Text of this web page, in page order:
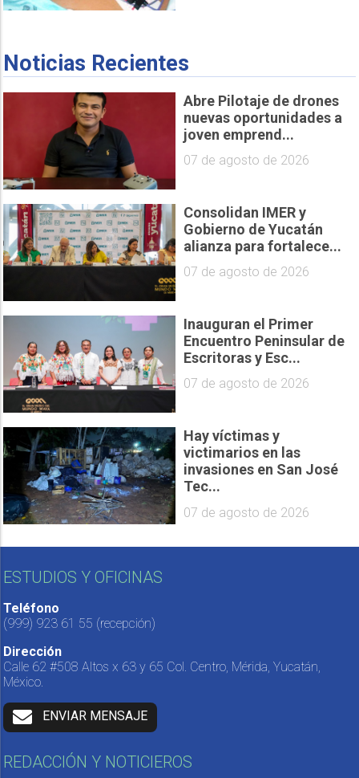
Noticias Recientes
Abre Pilotaje de drones
nuevas oportunidades a
joven emprend...
07 de agosto de 2026
Consolidan IMER y
Gobierno de Yucatán
alianza para fortalece...
07 de agosto de 2026
Inauguran el Primer
Encuentro Peninsular de
Escritoras y Esc...
07 de agosto de 2026
Hay víctimas y
victimarios en las
invasiones en San José
Tec...
07 de agosto de 2026
ESTUDIOS Y OFICINAS
Teléfono
(999) 923 61 55 (recepción)
Dirección
Calle 62 #508 Altos x 63 y 65 Col. Centro, Mérida, Yucatán,
México.
ENVIAR MENSAJE
REDACCIÓN Y NOTICIEROS